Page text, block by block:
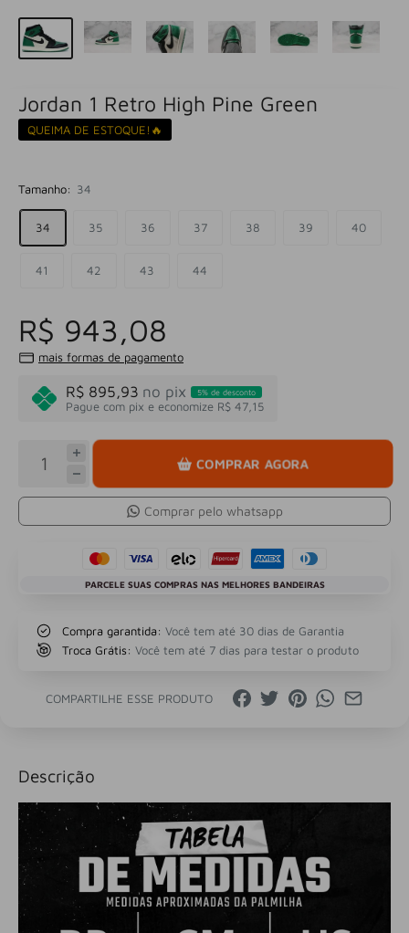
Jordan 1 Retro High Pine Green
QUEIMA DE ESTOQUE!🔥
Tamanho: 34
34 35 36 37 38 39 40
41 42 43 44
R$ 943,08
mais formas de pagamento
R$ 895,93 no pix 5% de desconto
Pague com pix e economize R$ 47,15
COMPRAR AGORA
Comprar pelo whatsapp
PARCELE SUAS COMPRAS NAS MELHORES BANDEIRAS
Compra garantida: Você tem até 30 dias de Garantia
Troca Grátis: Você tem até 7 dias para testar o produto
COMPARTILHE ESSE PRODUTO
Descrição